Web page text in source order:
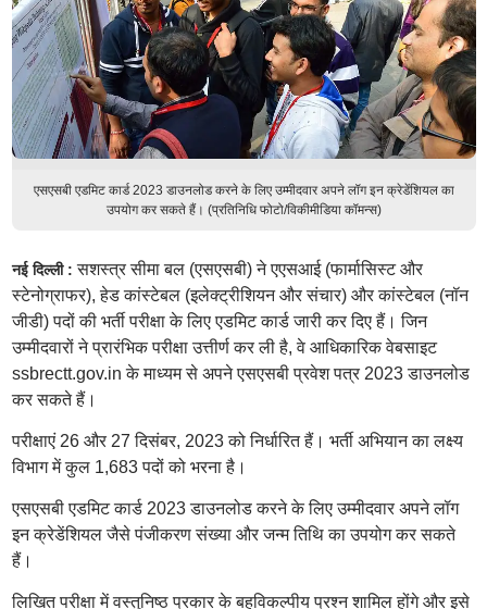
एसएसबी एडमिट कार्ड 2023 डाउनलोड करने के लिए उम्मीदवार अपने लॉग इन क्रेडेंशियल का
उपयोग कर सकते हैं। (प्रतिनिधि फोटो/विकीमीडिया कॉमन्स)
नई दिल्ली : सशस्त्र सीमा बल (एसएसबी) ने एएसआई (फार्मासिस्ट और
स्टेनोग्राफर), हेड कांस्टेबल (इलेक्ट्रीशियन और संचार) और कांस्टेबल (नॉन
जीडी) पदों की भर्ती परीक्षा के लिए एडमिट कार्ड जारी कर दिए हैं। जिन
उम्मीदवारों ने प्रारंभिक परीक्षा उत्तीर्ण कर ली है, वे आधिकारिक वेबसाइट
ssbrectt.gov.in के माध्यम से अपने एसएसबी प्रवेश पत्र 2023 डाउनलोड
कर सकते हैं।
परीक्षाएं 26 और 27 दिसंबर, 2023 को निर्धारित हैं। भर्ती अभियान का लक्ष्य
विभाग में कुल 1,683 पदों को भरना है।
एसएसबी एडमिट कार्ड 2023 डाउनलोड करने के लिए उम्मीदवार अपने लॉग
इन क्रेडेंशियल जैसे पंजीकरण संख्या और जन्म तिथि का उपयोग कर सकते
हैं।
लिखित परीक्षा में वस्तुनिष्ठ प्रकार के बहुविकल्पीय प्रश्न शामिल होंगे और इसे